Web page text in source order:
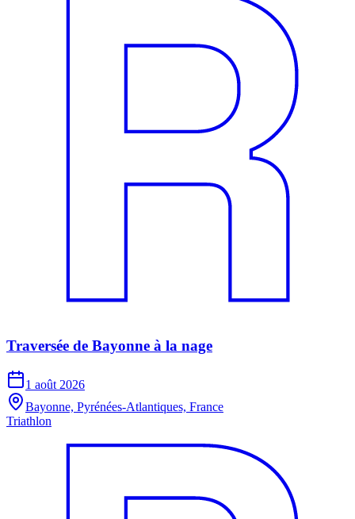
Traversée de Bayonne à la nage
1 août 2026
Bayonne, Pyrénées-Atlantiques, France
Triathlon